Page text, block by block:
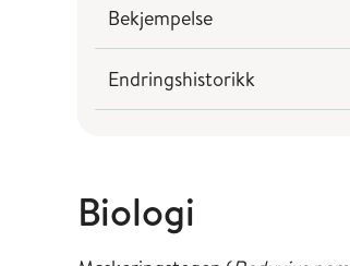
Bekjempelse
Endringshistorikk
Biologi